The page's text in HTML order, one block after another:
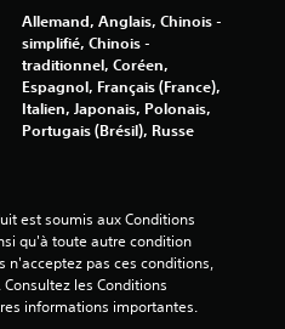
1
a
i
s
)
Allemand, Anglais, Chinois -
simplifié, Chinois -
traditionnel, Coréen,
Espagnol, Français (France),
Italien, Japonais, Polonais,
Portugais (Brésil), Russe
est soumis aux Conditions
qu'à toute autre condition
n'acceptez pas ces conditions,
les Conditions
informations importantes.